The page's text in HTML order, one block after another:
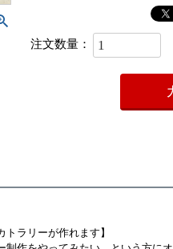
トラリーが作れます】